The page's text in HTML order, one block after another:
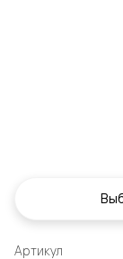
Артикул